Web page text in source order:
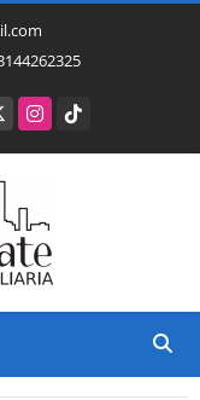
Instagram
TikTok